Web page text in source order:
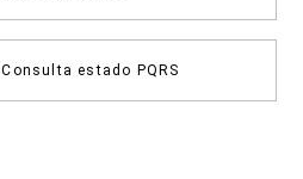
Consulta estado PQRS